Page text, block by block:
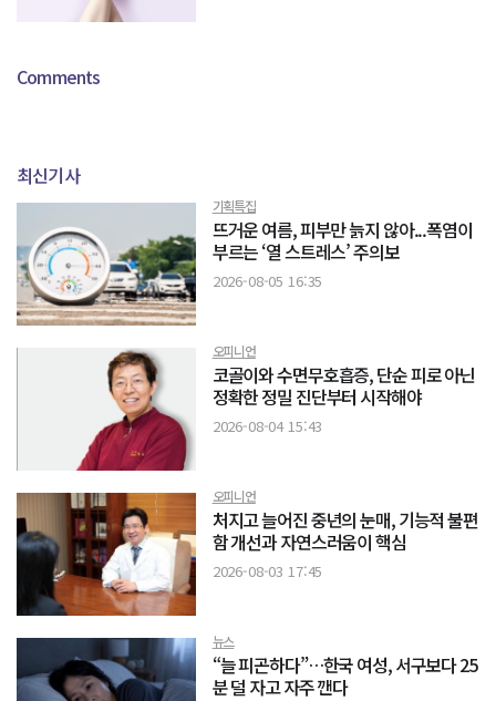
Comments
최신기사
기획특집
뜨거운 여름, 피부만 늙지 않아...폭염이
부르는 ‘열 스트레스’ 주의보
2026-08-05 16:35
오피니언
코골이와 수면무호흡증, 단순 피로 아닌
정확한 정밀 진단부터 시작해야
2026-08-04 15:43
오피니언
처지고 늘어진 중년의 눈매, 기능적 불편
함 개선과 자연스러움이 핵심
2026-08-03 17:45
뉴스
“늘 피곤하다”…한국 여성, 서구보다 25
분 덜 자고 자주 깬다